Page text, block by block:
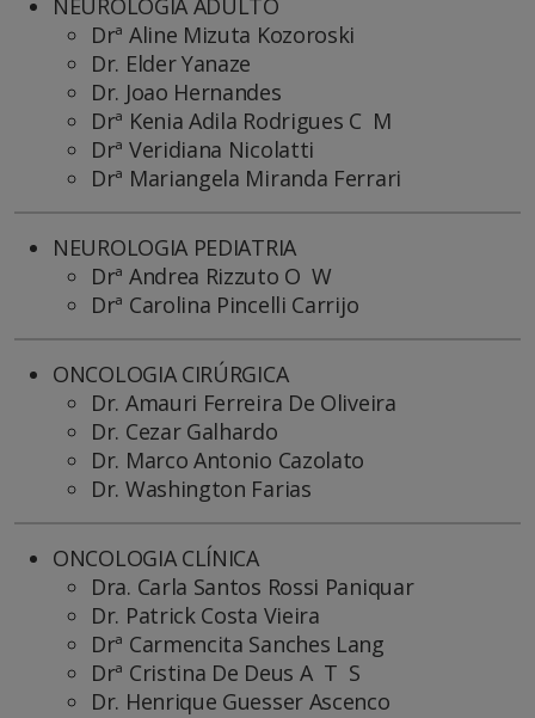
NEUROLOGIA ADULTO
Drª Aline Mizuta Kozoroski
Dr. Elder Yanaze
Dr. Joao Hernandes
Drª Kenia Adila Rodrigues C M
Drª Veridiana Nicolatti
Drª Mariangela Miranda Ferrari
NEUROLOGIA PEDIATRIA
Drª Andrea Rizzuto O W
Drª Carolina Pincelli Carrijo
ONCOLOGIA CIRÚRGICA
Dr. Amauri Ferreira De Oliveira
Dr. Cezar Galhardo
Dr. Marco Antonio Cazolato
Dr. Washington Farias
ONCOLOGIA CLÍNICA
Dra. Carla Santos Rossi Paniquar
Dr. Patrick Costa Vieira
Drª Carmencita Sanches Lang
Drª Cristina De Deus A T S
Dr. Henrique Guesser Ascenco